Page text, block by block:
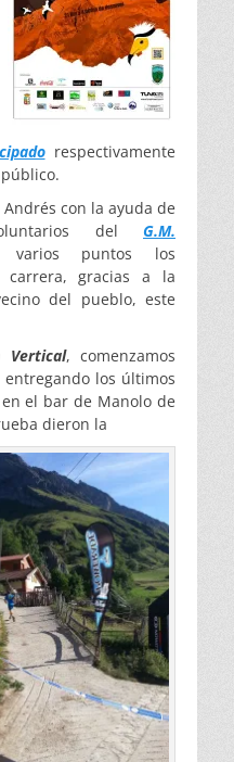
respectivamente
con la ayuda de
del G.M.
puntos los
carrera, gracias a la
del pueblo, este
Vertical, comenzamos
los últimos
en el bar de Manolo de
dieron la